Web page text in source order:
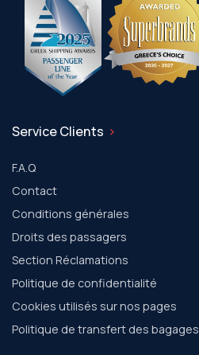
Service Clients
F.A.Q
Contact
Conditions générales
Droits des passagers
Section Réclamations
Politique de confidentialité
Cookies utilisés sur nos pages
Politique de transfert des bagages